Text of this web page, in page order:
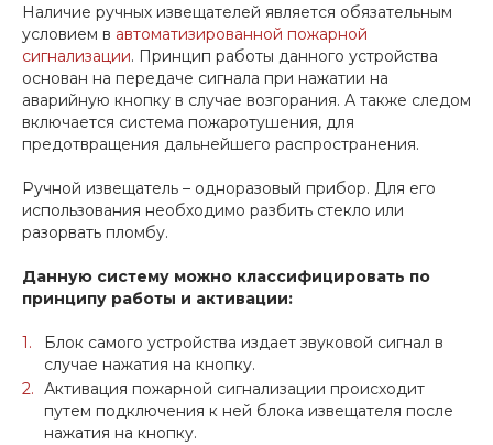
Наличие ручных извещателей является обязательным
условием в автоматизированной пожарной
сигнализации. Принцип работы данного устройства
основан на передаче сигнала при нажатии на
аварийную кнопку в случае возгорания. А также следом
включается система пожаротушения, для
предотвращения дальнейшего распространения.
Ручной извещатель – одноразовый прибор. Для его
использования необходимо разбить стекло или
разорвать пломбу.
Данную систему можно классифицировать по
принципу работы и активации:
Блок самого устройства издает звуковой сигнал в
случае нажатия на кнопку.
Активация пожарной сигнализации происходит
путем подключения к ней блока извещателя после
нажатия на кнопку.